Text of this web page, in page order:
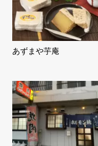
あずまや芋庵